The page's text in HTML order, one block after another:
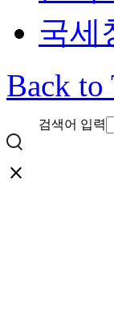
국세
Back to
검색어 입력
close